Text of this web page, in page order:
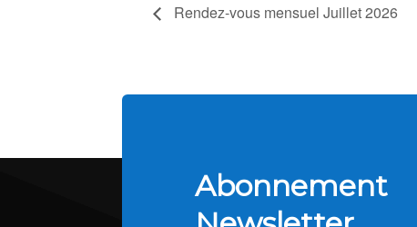
Rendez-vous mensuel Juillet 2026
Abonnement